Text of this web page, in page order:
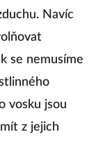
Navíc
se nemusíme
vosku jsou
z jejich